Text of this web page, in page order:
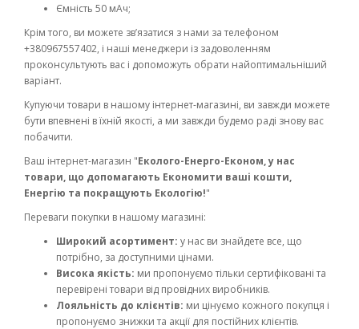
Ємність 50 мАч;
Крім того, ви можете зв’язатися з нами за телефоном
+380967557402, і наші менеджери із задоволенням
проконсультують вас і допоможуть обрати найоптимальніший
варіант.
Купуючи товари в нашому інтернет-магазині, ви завжди можете
бути впевнені в їхній якості, а ми завжди будемо раді знову вас
побачити.
Ваш інтернет-магазин "Еколого-Енерго-Економ, у нас
товари, що допомагають Економити ваші кошти,
Енергію та покращують Екологію!"
Переваги покупки в нашому магазині:
Широкий асортимент: у нас ви знайдете все, що
потрібно, за доступними цінами.
Висока якість: ми пропонуємо тільки сертифіковані та
перевірені товари від провідних виробників.
Лояльність до клієнтів: ми цінуємо кожного покупця і
пропонуємо знижки та акції для постійних клієнтів.